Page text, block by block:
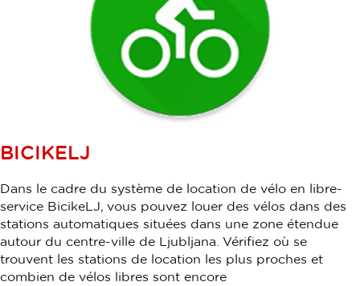
BICIKELJ
Dans le cadre du système de location de vélo en libre-
service BicikeLJ, vous pouvez louer des vélos dans des
stations automatiques situées dans une zone étendue
autour du centre-ville de Ljubljana. Vérifiez où se
trouvent les stations de location les plus proches et
combien de vélos libres sont encore